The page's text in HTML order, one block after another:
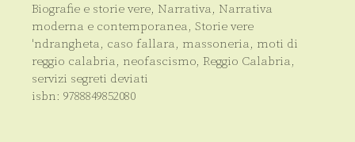
Biografie e storie vere, Narrativa, Narrativa
moderna e contemporanea, Storie vere
'ndrangheta, caso fallara, massoneria, moti di
reggio calabria, neofascismo, Reggio Calabria,
servizi segreti deviati
isbn: 9788849852080